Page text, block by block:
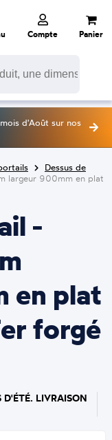
Compte Panier
d'Août sur nos
Dessus de
largeur 900mm en plat
-
en plat
forgé
D'ÉTÉ. LIVRAISON